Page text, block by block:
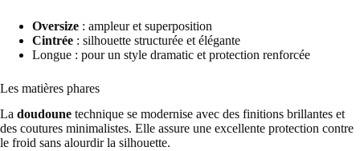
Oversize : ampleur et superposition
Cintrée : silhouette structurée et élégante
Longue : pour un style dramatic et protection renforcée
Les matières phares
La doudoune technique se modernise avec des finitions brillantes et
des coutures minimalistes. Elle assure une excellente protection contre
le froid sans alourdir la silhouette.